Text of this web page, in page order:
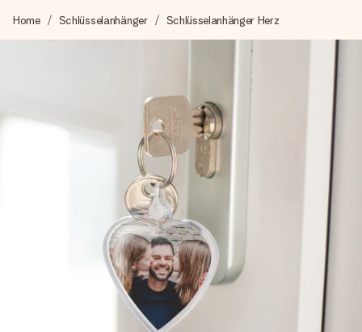
Home Schlüsselanhänger Schlüsselanhänger Herz